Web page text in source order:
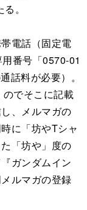
。
電話（固定電
番号「0570-01
話料が必要）。
でそこに記載
、メルマガの
に「坊やTシャ
「坊や」度の
ガンダムイン
ルマガの登録